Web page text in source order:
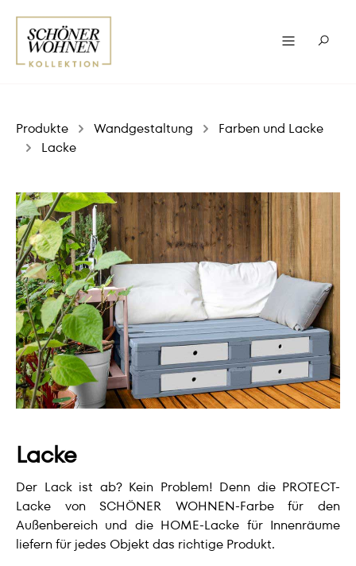
Produkte Wandgestaltung
Farben und Lacke
Lacke
Lacke
Der Lack ist ab? Kein Problem! Denn die PROTECT-
Lacke von SCHÖNER WOHNEN-Farbe für den
Außenbereich und die HOME-Lacke für Innenräume
liefern für jedes Objekt das richtige Produkt.